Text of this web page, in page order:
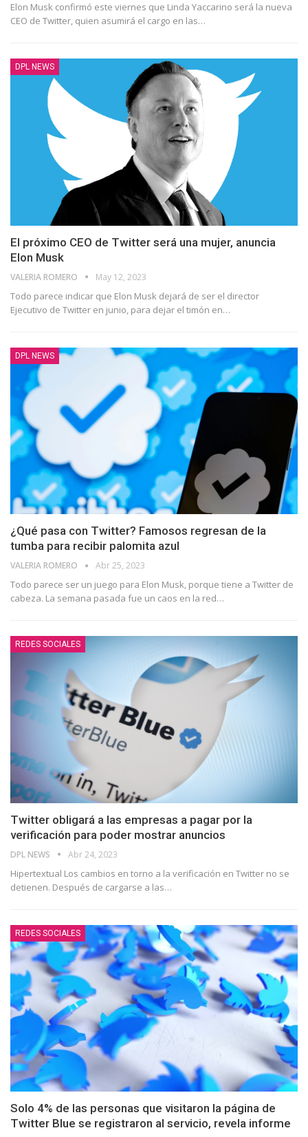
Elon Musk confirmó este viernes que Linda Yaccarino será la nueva
CEO de Twitter, quien asumirá el cargo en las…
DPL NEWS
El próximo CEO de Twitter será una mujer, anuncia
Elon Musk
VALERIA ROMERO May 12, 2023
Todo parece indicar que Elon Musk dejará de ser el director
Ejecutivo de Twitter en junio, para dejar el timón en…
DPL NEWS
¿Qué pasa con Twitter? Famosos regresan de la
tumba para recibir palomita azul
VALERIA ROMERO Abr 25, 2023
Todo parece ser un juego para Elon Musk, porque tiene a Twitter de
cabeza. La semana pasada fue un caos en la red…
REDES SOCIALES
Twitter obligará a las empresas a pagar por la
verificación para poder mostrar anuncios
DPL NEWS Abr 24, 2023
Hipertextual Los cambios en torno a la verificación en Twitter no se
detienen. Después de cargarse a las…
REDES SOCIALES
Solo 4% de las personas que visitaron la página de
Twitter Blue se registraron al servicio, revela informe